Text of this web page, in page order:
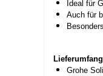
Ideal für
Auch für
Lieferumfang
Grohe